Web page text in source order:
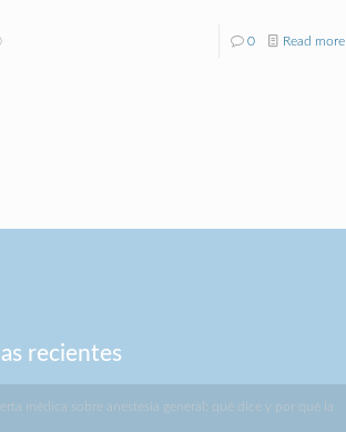
0 Read more
recientes
médica sobre anestesia general: qué dice y por qué la